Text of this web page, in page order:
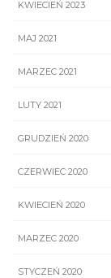
KWIECIEŃ 2023
MAJ 2021
MARZEC 2021
LUTY 2021
GRUDZIEŃ 2020
CZERWIEC 2020
KWIECIEŃ 2020
MARZEC 2020
STYCZEŃ 2020